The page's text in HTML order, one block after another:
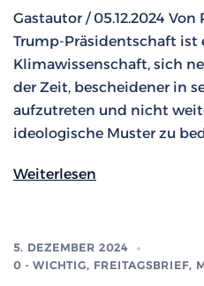
Gastautor / 05.12.2024
Trump-Präsidentschaft ist
Klimawissenschaft, sich
der Zeit, bescheidener in
aufzutreten und nicht
ideologische Muster zu
Weiterlesen
5. DEZEMBER 2024
0 - WICHTIG, FREITAGSBRIEF,